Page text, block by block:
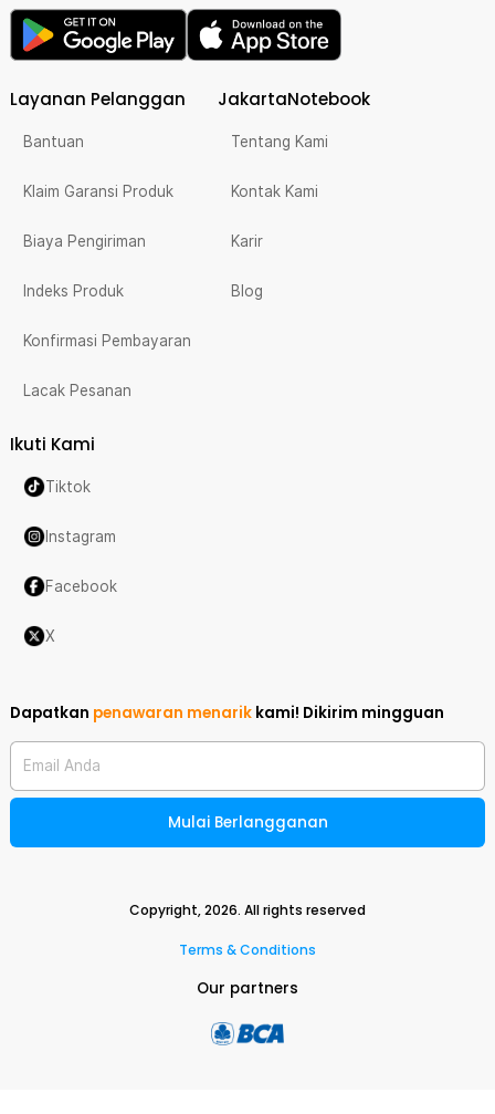
Layanan Pelanggan
Bantuan
Klaim Garansi Produk
Biaya Pengiriman
Indeks Produk
Konfirmasi Pembayaran
Lacak Pesanan
JakartaNotebook
Tentang Kami
Kontak Kami
Karir
Blog
Ikuti Kami
Tiktok
Instagram
Facebook
X
Dapatkan penawaran menarik kami! Dikirim mingguan
Email Anda
Mulai Berlangganan
Copyright,2026. All rights reserved
Terms & Conditions
Our partners